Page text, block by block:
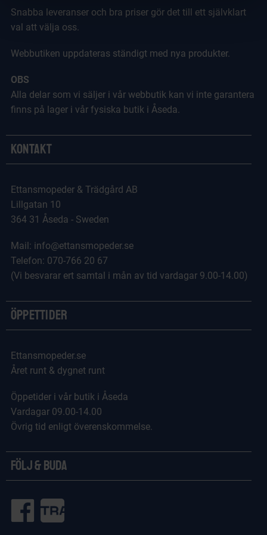
Snabba leveranser och bra priser gör det till ett självklart
val att välja oss.
Webbutiken uppdateras ständigt med nya produkter.
OBS
Alla delar som vi säljer i vår webbutik kan vi inte garantera
finns på lager i vår fysiska butik i Åseda.
Kontakt
Ettansmopeder & Trädgård AB
Lillgatan 10
364 31 Åseda - Sweden
Mail: info@ettansmopeder.se
Telefon: 070-766 20 67
(Vi besvarar ert samtal i mån av tid vardagar 9.00-14.00)
Öppettider
Ettansmopeder.se
Året runt & dygnet runt
Öppetider i vår butik i Åseda
Vardagar 09.00-14.00
Övrig tid enligt överenskommelse.
Följ & Buda